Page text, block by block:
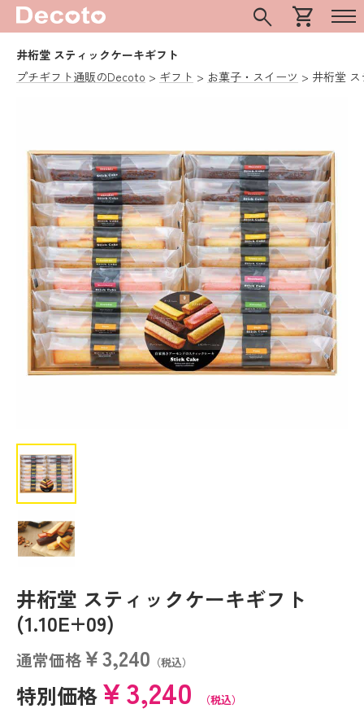
search shopping_cart
井桁堂 スティックケーキギフト
プチギフト通販のDecoto
ギフト お菓子・スイーツ 井桁堂
井桁堂 スティックケーキギフト
(1.10E+09)
通常価格￥3,240 （税込）
特別価格￥3,240 （税込）